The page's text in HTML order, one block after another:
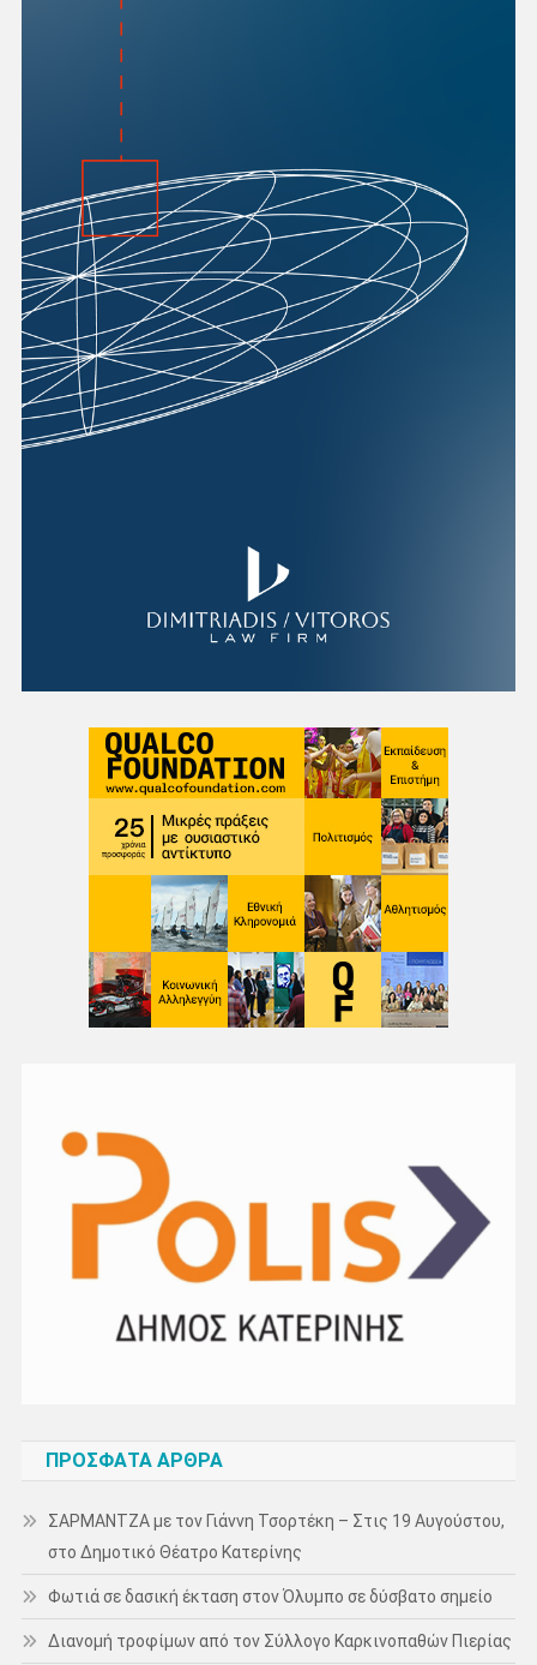
ΠΡΌΣΦΑΤΑ ΆΡΘΡΑ
ΣΑΡΜΑΝΤΖΑ με τον Γιάννη Τσορτέκη – Στις 19 Αυγούστου,
στο Δημοτικό Θέατρο Κατερίνης
Φωτιά σε δασική έκταση στον Όλυμπο σε δύσβατο σημείο
Διανομή τροφίμων από τον Σύλλογο Καρκινοπαθών Πιερίας